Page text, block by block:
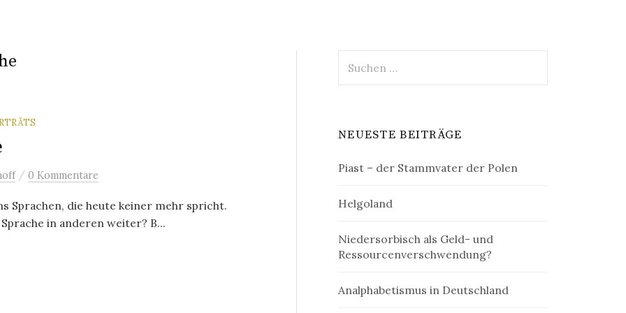
/ 0 Kommentare
Sprachen, die heute keiner mehr spricht.
in anderen weiter? B...
nach:
NEUESTE BEITRÄGE
Piast – der Stammvater der Polen
Helgoland
Niedersorbisch als Geld- und
Ressourcenverschwendung?
Analphabetismus in Deutschland